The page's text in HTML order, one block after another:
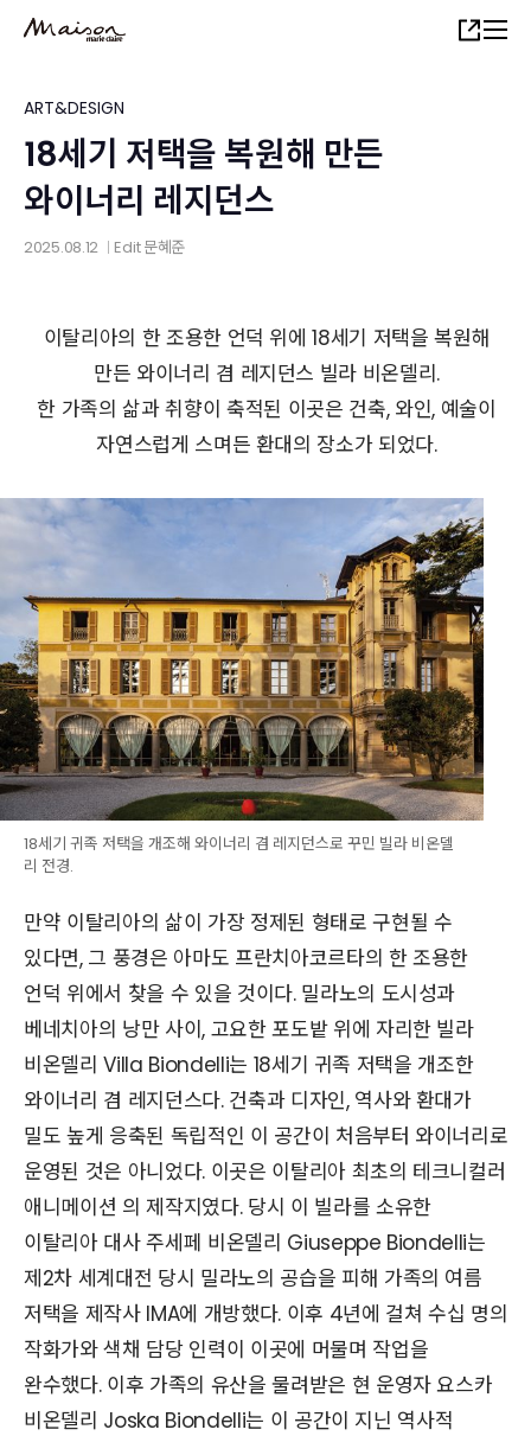
content
Share
ART&DESIGN
18세기 저택을 복원해 만든
와이너리 레지던스
2025.08.12 Edit문혜준
이탈리아의 한 조용한 언덕 위에 18세기 저택을 복원해
만든 와이너리 겸 레지던스 빌라 비온델리.
한 가족의 삶과 취향이 축적된 이곳은 건축, 와인, 예술이
자연스럽게 스며든 환대의 장소가 되었다.
18세기 귀족 저택을 개조해 와이너리 겸 레지던스로 꾸민 빌라 비온델
리 전경.
만약 이탈리아의 삶이 가장 정제된 형태로 구현될 수
있다면, 그 풍경은 아마도 프란치아코르타의 한 조용한
언덕 위에서 찾을 수 있을 것이다. 밀라노의 도시성과
베네치아의 낭만 사이, 고요한 포도밭 위에 자리한 빌라
비온델리 Villa Biondelli는 18세기 귀족 저택을 개조한
와이너리 겸 레지던스다. 건축과 디자인, 역사와 환대가
밀도 높게 응축된 독립적인 이 공간이 처음부터 와이너리로
운영된 것은 아니었다. 이곳은 이탈리아 최초의 테크니컬러
애니메이션 의 제작지였다. 당시 이 빌라를 소유한
이탈리아 대사 주세페 비온델리 Giuseppe Biondelli는
제2차 세계대전 당시 밀라노의 공습을 피해 가족의 여름
저택을 제작사 IMA에 개방했다. 이후 4년에 걸쳐 수십 명의
작화가와 색채 담당 인력이 이곳에 머물며 작업을
완수했다. 이후 가족의 유산을 물려받은 현 운영자 요스카
비온델리 Joska Biondelli는 이 공간이 지닌 역사적